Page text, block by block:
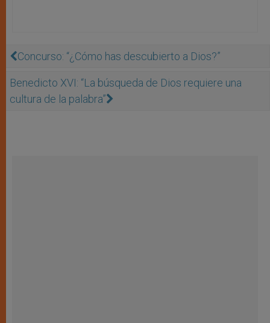
Concurso: “¿Cómo has descubierto a Dios?”
Benedicto XVI: “La búsqueda de Dios requiere una
cultura de la palabra”